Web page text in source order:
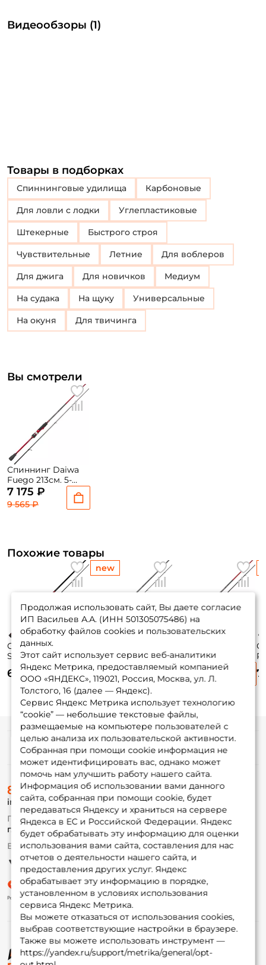
Видеообзоры (1)
Товары в подборках
Спиннинговые удилища Карбоновые
Для ловли с лодки Углепластиковые
Штекерные Быстрого строя
Чувствительные Летние Для воблеров
Для джига Для новичков Медиум
На судака На щуку Универсальные
на окуня для твичинга
Вы смотрели
Спиннинг Daiwa
Fuego 213см. 5-
25гр. 100гр. fast /
702MLFS
7 175 ₽
9 565 ₽
Похожие товары
Спиннинг Zemex
Spider Z-10 213см. 7-
35гр. 134гр. fast /
702MH
6 815 ₽
new
Fugu NEW 218см.
0,5-8гр. / FGS-
722UL
7 280 ₽
Fuego 213см. 7-
28гр. 108гр. fast /
702MFS
7 260 ₽
9 675 ₽
/
7
Продолжая использовать сайт, Вы даете согласие
ИП Васильев А.А. (ИНН 501305075486) на
обработку файлов cookies и пользовательских
данных.
Этот сайт использует сервис веб-аналитики
Яндекс Метрика, предоставляемый компанией
ООО «ЯНДЕКС», 119021, Россия, Москва, ул. Л.
Толстого, 16 (далее — Яндекс).
Сервис Яндекс Метрика использует технологию
“cookie” — небольшие текстовые файлы,
размещаемые на компьютере пользователей с
целью анализа их пользовательской активности.
Собранная при помощи cookie информация не
может идентифицировать вас, однако может
помочь нам улучшить работу нашего сайта.
Информация об использовании вами данного
сайта, собранная при помощи cookie, будет
передаваться Яндексу и храниться на сервере
Яндекса в ЕС и Российской Федерации. Яндекс
будет обрабатывать эту информацию для оценки
использования вами сайта, составления для нас
отчетов о деятельности нашего сайта, и
предоставления других услуг. Яндекс
обрабатывает эту информацию в порядке,
установленном в условиях использования
сервиса Яндекс Метрика.
Вы можете отказаться от использования cookies,
выбрав соответствующие настройки в браузере.
Также вы можете использовать инструмент —
https://yandex.ru/support/metrika/general/opt-
© ФоксФишинг, 2009-2026
Информация
О магазине
Доставка
Оплата
Fox-bonus
Гуру
Партнерская программа
8 (495) 532-77-88
info@foxfishing.ru
По вопросам с заказом
г. Москва, ул. Плеханова д.7
Ежедневно 10:00 до 20:00